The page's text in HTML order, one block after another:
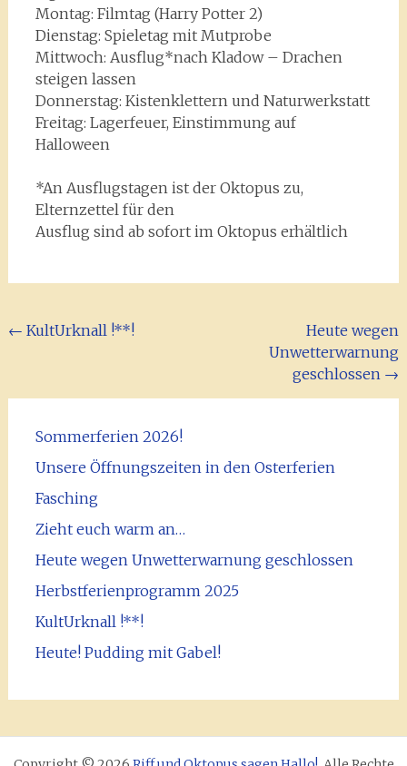
Montag: Filmtag (Harry Potter 2)
Dienstag: Spieletag mit Mutprobe
Mittwoch: Ausflug*nach Kladow – Drachen
steigen lassen
Donnerstag: Kistenklettern und Naturwerkstatt
Freitag: Lagerfeuer, Einstimmung auf
Halloween
*An Ausflugstagen ist der Oktopus zu,
Elternzettel für den
Ausflug sind ab sofort im Oktopus erhältlich
Beitragsnavigation
← KultUrknall !**!
Heute wegen
Unwetterwarnung
geschlossen →
Sommerferien 2026!
Unsere Öffnungszeiten in den Osterferien
Fasching
Zieht euch warm an…
Heute wegen Unwetterwarnung geschlossen
Herbstferienprogramm 2025
KultUrknall !**!
Heute! Pudding mit Gabel!